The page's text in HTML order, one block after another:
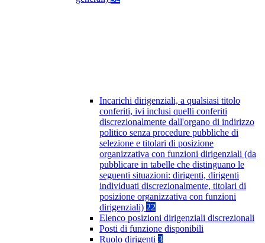
Incarichi dirigenziali, a qualsiasi titolo
conferiti, ivi inclusi quelli conferiti
discrezionalmente dall'organo di indirizzo
politico senza procedure pubbliche di
selezione e titolari di posizione
organizzativa con funzioni dirigenziali (da
pubblicare in tabelle che distinguano le
seguenti situazioni: dirigenti, dirigenti
individuati discrezionalmente, titolari di
posizione organizzativa con funzioni
dirigenziali) 22
Elenco posizioni dirigenziali discrezionali
Posti di funzione disponibili
Ruolo dirigenti 3